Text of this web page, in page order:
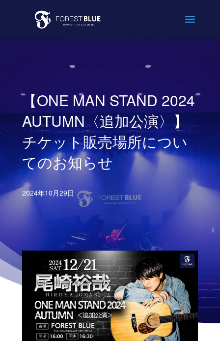
【ONE MAN STAND 2024
AUTUMN〈追加公演〉】
チケット販売場所につい
てのお知らせ
2024年10月29日